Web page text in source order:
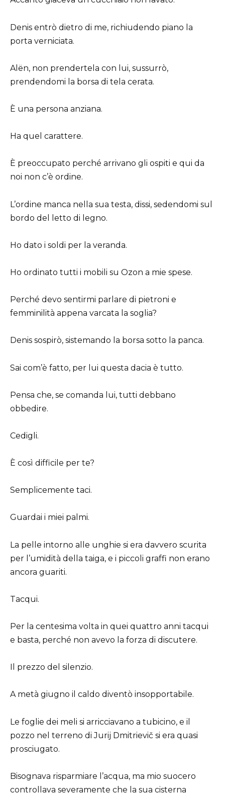
Denis entrò dietro di me, richiudendo piano la
porta verniciata.
Alën, non prendertela con lui, sussurrò,
prendendomi la borsa di tela cerata.
È una persona anziana.
Ha quel carattere.
È preoccupato perché arrivano gli ospiti e qui da
noi non c’è ordine.
L’ordine manca nella sua testa, dissi, sedendomi sul
bordo del letto di legno.
Ho dato i soldi per la veranda.
Ho ordinato tutti i mobili su Ozon a mie spese.
Perché devo sentirmi parlare di pietroni e
femminilità appena varcata la soglia?
Denis sospirò, sistemando la borsa sotto la panca.
Sai com’è fatto, per lui questa dacia è tutto.
Pensa che, se comanda lui, tutti debbano
obbedire.
Cedigli.
È così difficile per te?
Semplicemente taci.
Guardai i miei palmi.
La pelle intorno alle unghie si era davvero scurita
per l’umidità della taiga, e i piccoli graffi non erano
ancora guariti.
Tacqui.
Per la centesima volta in quei quattro anni tacqui
e basta, perché non avevo la forza di discutere.
Il prezzo del silenzio.
A metà giugno il caldo diventò insopportabile.
Le foglie dei meli si arricciavano a tubicino, e il
pozzo nel terreno di Jurij Dmitrievič si era quasi
prosciugato.
Bisognava risparmiare l’acqua, ma mio suocero
controllava severamente che la sua cisterna